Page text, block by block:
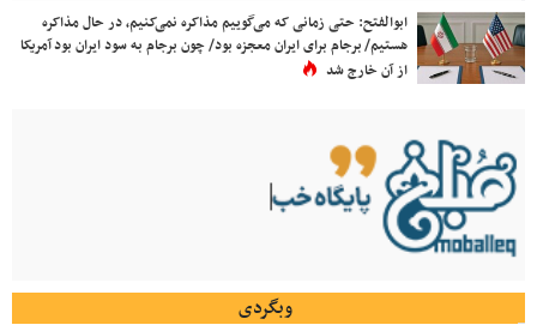
ابوالفتح: حتی زمانی که می‌گوییم مذاکره نمی‌کنیم، در حال مذاکره
هستیم/ برجام برای ایران معجزه بود/ چون برجام به سود ایران بود آمریکا
از آن خارج شد
وبگردی